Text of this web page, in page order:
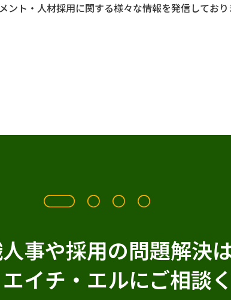
ト・人材採用に関する様々な情報を発信しており
事や採用の問題解決
イチ・エルにご相談